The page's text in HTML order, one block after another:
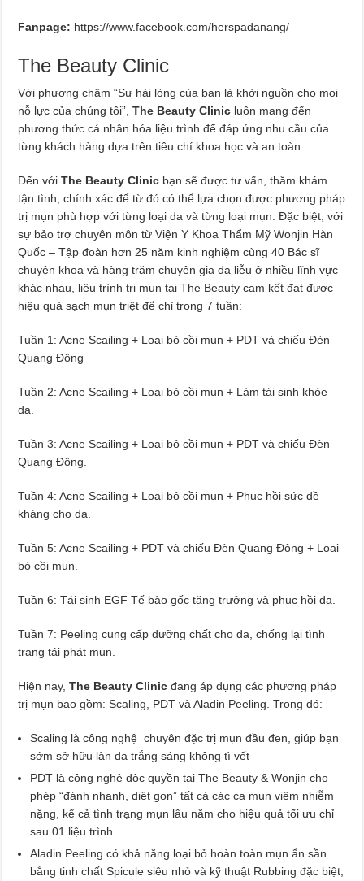
Fanpage: https://www.facebook.com/herspadanang/
The Beauty Clinic
Với phương châm “Sự hài lòng của bạn là khởi nguồn cho mọi
nỗ lực của chúng tôi”,The Beauty Clinic luôn mang đến
phương thức cá nhân hóa liệu trình để đáp ứng nhu cầu của
từng khách hàng dựa trên tiêu chí khoa học và an toàn.
Đến vớiThe Beauty Clinic bạn sẽ được tư vấn, thăm khám
tận tình, chính xác để từ đó có thể lựa chọn được phương pháp
trị mụn phù hợp với từng loại da và từng loại mụn. Đặc biệt, với
sự bảo trợ chuyên môn từ Viện Y Khoa Thẩm Mỹ Wonjin Hàn
Quốc – Tập đoàn hơn 25 năm kinh nghiệm cùng 40 Bác sĩ
chuyên khoa và hàng trăm chuyên gia da liễu ở nhiều lĩnh vực
khác nhau, liệu trình trị mụn tại The Beauty cam kết đạt được
hiệu quả sạch mụn triệt để chỉ trong 7 tuần:
Tuần 1: Acne Scailing + Loại bỏ cồi mụn + PDT và chiếu Đèn
Quang Đông
Tuần 2: Acne Scailing + Loại bỏ cồi mụn + Làm tái sinh khỏe
da.
Tuần 3: Acne Scailing + Loại bỏ cồi mụn + PDT và chiếu Đèn
Quang Đông.
Tuần 4: Acne Scailing + Loại bỏ cồi mụn + Phục hồi sức đề
kháng cho da.
Tuần 5: Acne Scailing + PDT và chiếu Đèn Quang Đông + Loại
bỏ cồi mụn.
Tuần 6: Tái sinh EGF Tế bào gốc tăng trưởng và phục hồi da.
Tuần 7: Peeling cung cấp dưỡng chất cho da, chống lại tình
trạng tái phát mụn.
Hiện nay,The Beauty Clinic đang áp dụng các phương pháp
trị mụn bao gồm: Scaling, PDT và Aladin Peeling. Trong đó:
Scaling là công nghệ chuyên đặc trị mụn đầu đen, giúp bạn
sớm sở hữu làn da trắng sáng không tì vết
PDT là công nghệ độc quyền tại The Beauty & Wonjin cho
phép “đánh nhanh, diệt gọn” tất cả các ca mụn viêm nhiễm
nặng, kể cả tình trạng mụn lâu năm cho hiệu quả tối ưu chỉ
sau 01 liệu trình
Aladin Peeling có khả năng loại bỏ hoàn toàn mụn ẩn sần
bằng tinh chất Spicule siêu nhỏ và kỹ thuật Rubbing đặc biệt,